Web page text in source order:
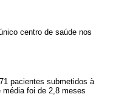
centro de saúde nos
pacientes submetidos à
foi de 2,8 meses